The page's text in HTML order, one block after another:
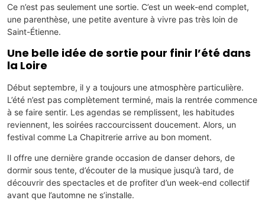
Ce n’est pas seulement une sortie. C’est un week-end complet,
une parenthèse, une petite aventure à vivre pas très loin de
Saint-Étienne.
Une belle idée de sortie pour finir l’été dans
la Loire
Début septembre, il y a toujours une atmosphère particulière.
L’été n’est pas complètement terminé, mais la rentrée commence
à se faire sentir. Les agendas se remplissent, les habitudes
reviennent, les soirées raccourcissent doucement. Alors, un
festival comme La Chapitrerie arrive au bon moment.
Il offre une dernière grande occasion de danser dehors, de
dormir sous tente, d’écouter de la musique jusqu’à tard, de
découvrir des spectacles et de profiter d’un week-end collectif
avant que l’automne ne s’installe.